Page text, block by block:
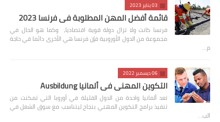
03 يناير 2023
قائمة أفضل المهن المطلوبة في فرنسا 2023
فرنسا كانت ولا تزال دولة قوية اقتصاديا، وكما هو الحال في
مجموعة من الدول الأوروبية فإن فرنسا هي الأخرى دائما في حاجة
م…
06 ديسمبر 2022
التكوين المهني في ألمانيا Ausbildung
تعد ألمانيا واحدة من الدول القليلة في أوروبا التي تمكنت من
تنفيذ برامج التكوين المهني بنجاح ليتناسب مع سوق الشغل في
الب…